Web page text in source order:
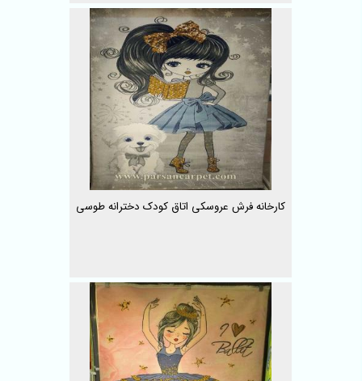
کارخانه فرش عروسکی اتاق کودک دخترانه طوسی